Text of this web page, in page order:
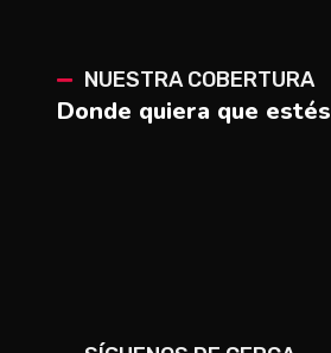
NUESTRA COBERTURA
Donde quiera que estés